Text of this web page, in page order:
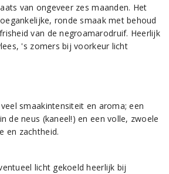
van ongeveer zes maanden. Het
ronde smaak met behoud
van de negroamarodruif. Heerlijk
's zomers bij voorkeur licht
smaakintensiteit en aroma; een
de neus (kaneel!) en een volle, zwoele
en zachtheid.
licht gekoeld heerlijk bij